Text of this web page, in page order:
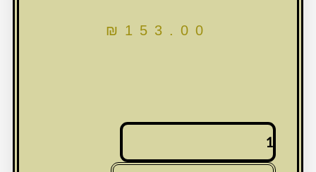
₪ 153.00
כמות
מגש